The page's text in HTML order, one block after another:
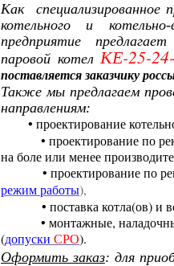
Как специализированное
котельного и котельно-
предприятие
паровой котелКЕ-25-
поставляется заказчику
Также мыпредлагаем
направлениям:
• проектирование
• проектирование по
на боле или менее
• проектирование по
режим работы),
• поставка котла(ов) и
• монтажные, наладочные
(допуски СРО).
Оформить заказ: для